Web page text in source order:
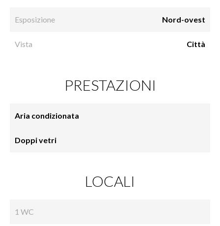
Esposizione Nord-ovest
Vista Città
PRESTAZIONI
Aria condizionata
Doppi vetri
LOCALI
1 WC